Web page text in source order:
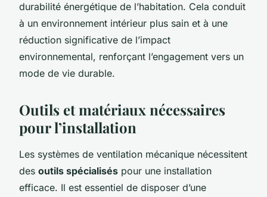
durabilité énergétique de l’habitation. Cela conduit
à un environnement intérieur plus sain et à une
réduction significative de l’impact
environnemental, renforçant l’engagement vers un
mode de vie durable.
Outils et matériaux nécessaires
pour l’installation
Les systèmes de ventilation mécanique nécessitent
des outils spécialisés pour une installation
efficace. Il est essentiel de disposer d’une